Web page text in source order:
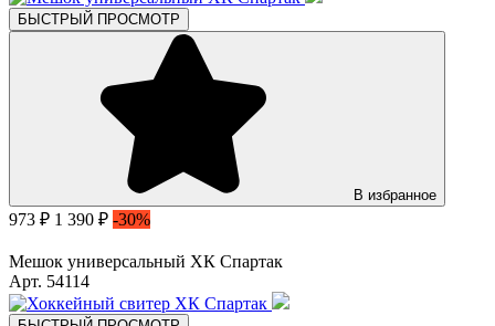
БЫСТРЫЙ ПРОСМОТР
В избранное
973 ₽ 1 390 ₽ -30%
Мешок универсальный ХК Спартак
Арт. 54114